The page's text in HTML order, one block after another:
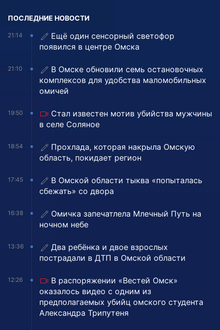
ПОСЛЕДНИЕ НОВОСТИ
21:14
Ещё один сенсорный светофор
появился в центре Омска
21:10
В Омске обновили семь остановочных
комплексов для удобства маломобильных
омичей
19:50
Стал известен мотив убийства мужчины
в селе Соляное
18:54
Прохлада, которая накрыла Омскую
область, покидает регион
17:45
В Омской области тыква «попыталась
сбежать» со двора
16:38
Омичка запечатлела Млечный Путь на
ночном небе
13:36
Два ребёнка и двое взрослых
пострадали в ДТП в Омской области
12:26
В распоряжении «Вестей Омск»
оказалось видео с одним из
предполагаемых убийц омского студента
Александра Трипутеня